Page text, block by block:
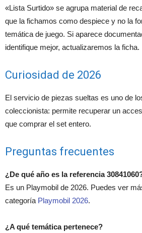
«Lista Surtido» se agrupa material de
que la fichamos como despiece y no la
temática de juego. Si aparece
identifique mejor, actualizaremos la ficha.
Curiosidad de 2026
El servicio de piezas sueltas es uno de
coleccionista: permite recuperar un
que comprar el set entero.
Preguntas frecuentes
¿De qué año es la referencia
Es un Playmobil de 2026. Puedes ver
categoría Playmobil 2026.
¿A qué temática pertenece?